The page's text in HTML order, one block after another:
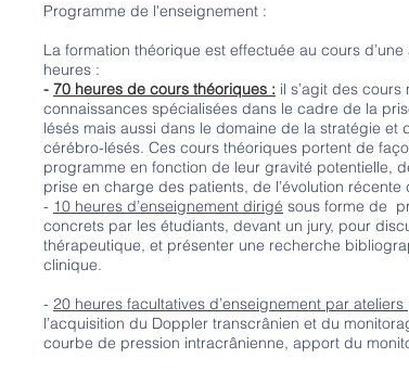
Programme de l'enseignement :
La formation théorique est effectuée au cours
heures :
- 70 heures de cours théoriques : il s’agit des
connaissances spécialisées dans le cadre de la
lésés mais aussi dans le domaine de la stratégie
cérébro-lésés. Ces cours théoriques portent de
programme en fonction de leur gravité potentielle,
prise en charge des patients, de l’évolution récente
- 10 heures d’enseignement dirigé sous forme de
concrets par les étudiants, devant un jury, pour
thérapeutique, et présenter une recherche
clinique.
- 20 heures facultatives d’enseignement par
l’acquisition du Doppler transcrânien et du
courbe de pression intracrânienne, apport du